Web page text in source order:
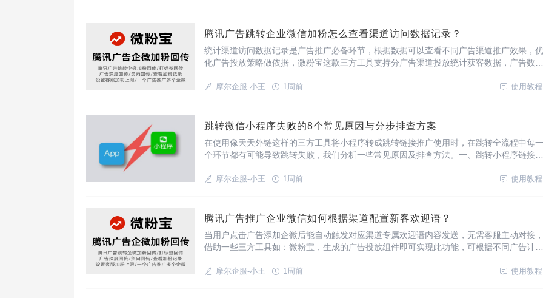
腾讯广告跳转企业微信加粉怎么查看渠道访问数据记录？
统计渠道访问数据记录是广告推广必备环节，根据数据可以查看不同广告渠道推广效果，优
化广告投放策略做依据，微粉宝这款三方工具支持分广告渠道投放统计获客数据，广告数据
统计访问、点击、转化数据，将不同广告渠道具体引流效果量化
摩尔企服-小王 1周前 使用教程
跳转微信小程序失败的8个常见原因与分步排查方案
在使用像天天外链这样的三方工具将小程序转成跳转链接推广使用时，在跳转全流程中每一
个环节都有可能导致跳转失败，我们分析一些常见原因及排查方法。一、跳转小程序链接参
面；排查方案：进入工具后台查看是否授权上架小程序，小程
摩尔企服-小王 1周前 使用教程
腾讯广告推广企业微信如何根据渠道配置新客欢迎语？
当用户点击广告添加企微后能自动触发对应渠道专属欢迎语内容发送，无需客服主动对接，
借助一些三方工具如：微粉宝，生成的广告投放组件即可实现此功能，可根据不同广告计划
化运营。使用渠道欢迎语可实现哪些功能？欢迎语可一次性发送
摩尔企服-小王 1周前 使用教程